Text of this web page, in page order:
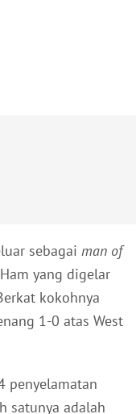
sebagai man of
yang digelar
kokohnya
1-0 atas West
penyelamatan
satunya adalah